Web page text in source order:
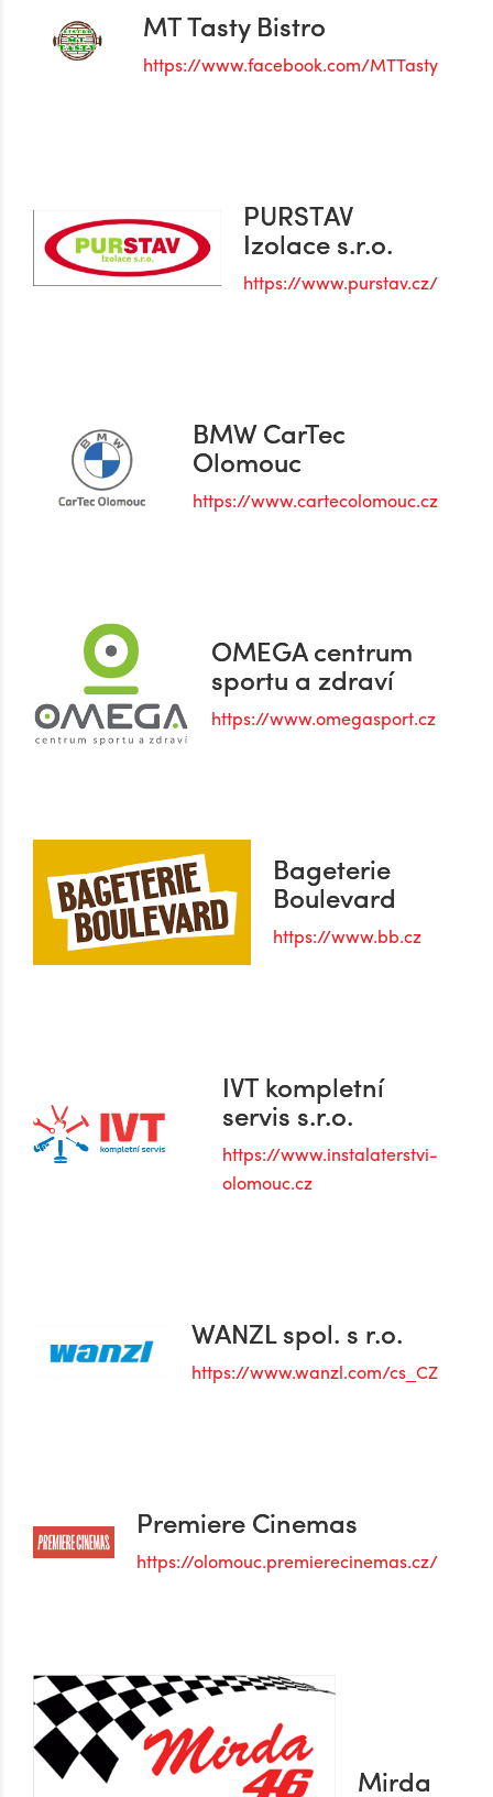
MT Tasty Bistro
https://www.facebook.com/MTTasty
PURSTAV
Izolace s.r.o.
https://www.purstav.cz/
BMW CarTec
Olomouc
https://www.cartecolomouc.cz
OMEGA centrum
sportu a zdraví
https://www.omegasport.cz
Bageterie
Boulevard
https://www.bb.cz
IVT kompletní
servis s.r.o.
https://www.instalaterstvi-
olomouc.cz
WANZL spol. s r.o.
https://www.wanzl.com/cs_CZ
Premiere Cinemas
https://olomouc.premierecinemas.cz/
Mirda